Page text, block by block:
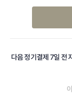
다음 정기결제 7일 전